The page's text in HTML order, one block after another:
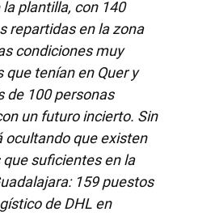
plantilla, con 140
repartidas en la zona
condiciones muy
que tenían en Quer y
de 100 personas
un futuro incierto. Sin
ocultando que existen
suficientes en la
159 puestos
de DHL en